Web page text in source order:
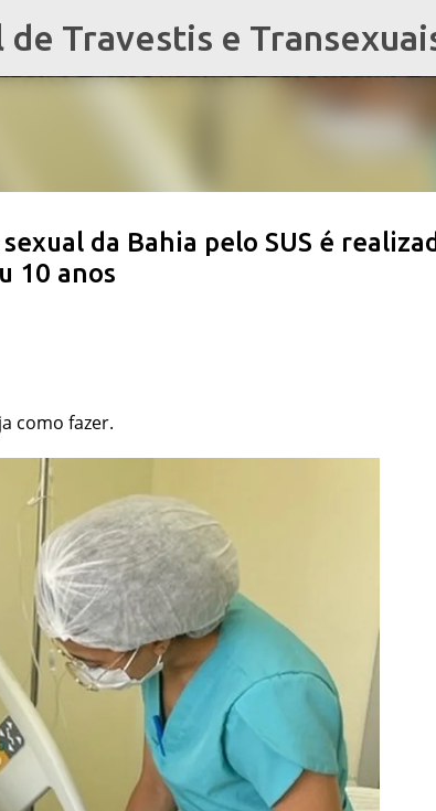
Pular para o conteúdo principal
de Travestis e
da Bahia pelo SUS é
10 anos
como fazer.